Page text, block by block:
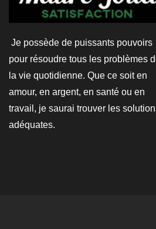
Je possède de puissants pouvoirs
pour résoudre tous les problèmes
la vie quotidienne. Que ce soit en
amour, en argent, en santé ou en
travail, je saurai trouver les
adéquates.